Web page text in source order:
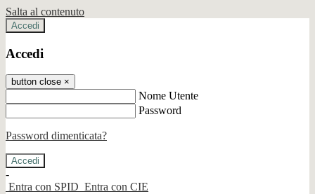
Salta al contenuto
Accedi
Accedi
button close ×
Nome Utente
Password
Password dimenticata?
-
Entra con SPID Entra con CIE